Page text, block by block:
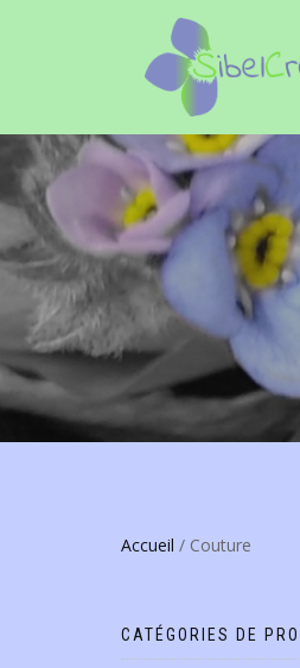
Accueil / Couture
CATÉGORIES DE